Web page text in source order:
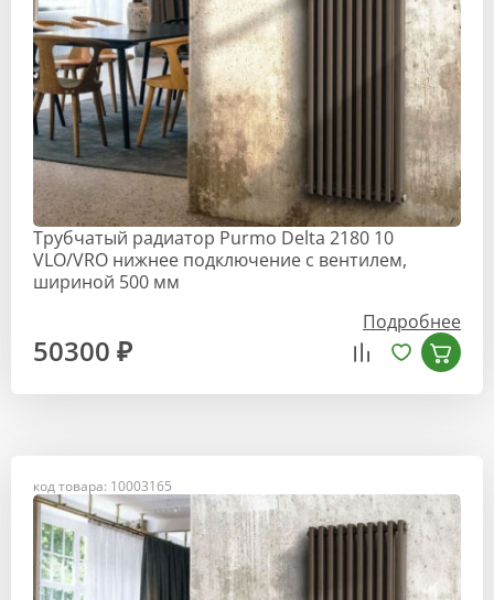
Трубчатый радиатор Purmo Delta 2180 10
VLO/VRO нижнее подключение с вентилем,
шириной 500 мм
Подробнее
50300 ₽
код товара: 10003165